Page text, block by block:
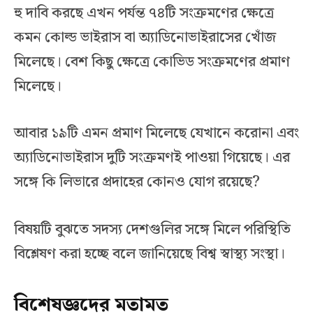
হু দাবি করছে এখন পর্যন্ত ৭৪টি সংক্রমণের ক্ষেত্রে
কমন কোল্ড ভাইরাস বা অ্যাডিনোভাইরাসের খোঁজ
মিলেছে। বেশ কিছু ক্ষেত্রে কোভিড সংক্রমণের প্রমাণ
মিলেছে।
আবার ১৯টি এমন প্রমাণ মিলেছে যেখানে করোনা এবং
অ্যাডিনোভাইরাস দুটি সংক্রমণই পাওয়া গিয়েছে। এর
সঙ্গে কি লিভারে প্রদাহের কোনও যোগ রয়েছে?
বিষয়টি বুঝতে সদস্য দেশগুলির সঙ্গে মিলে পরিস্থিতি
বিশ্লেষণ করা হচ্ছে বলে জানিয়েছে বিশ্ব স্বাস্থ্য সংস্থা।
বিশেষজ্ঞদের মতামত